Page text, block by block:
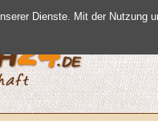
Dienste. Mit der Nutzung